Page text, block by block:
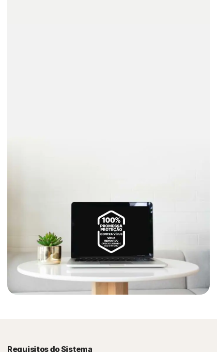
Requisitos do Sistema